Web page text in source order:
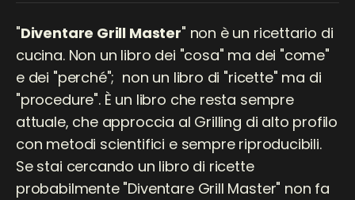
"Diventare Grill Master" non è un ricettario di
cucina. Non un libro dei "cosa" ma dei "come"
e dei "perché"; non un libro di "ricette" ma di
"procedure". È un libro che resta sempre
attuale, che approccia al Grilling di alto profilo
con metodi scientifici e sempre riproducibili.
Se stai cercando un libro di ricette
probabilmente "Diventare Grill Master" non fa